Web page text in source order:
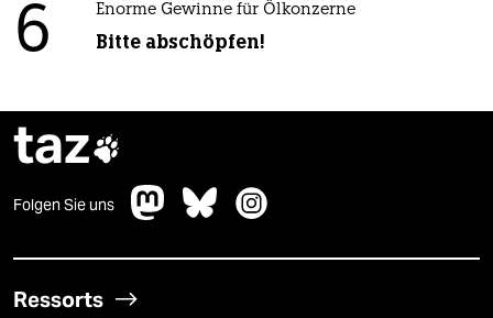
6 Enorme Gewinne für Ölkonzerne
Bitte abschöpfen!
taz
Folgen Sie uns
Ressorts